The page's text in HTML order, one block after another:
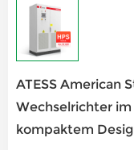
ATESS American
Wechselrichter
kompaktem